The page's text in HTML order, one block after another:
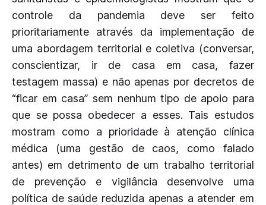
controle da pandemia deve ser feito
prioritariamente através da implementação de
uma abordagem territorial e coletiva (conversar,
conscientizar, ir de casa em casa, fazer
testagem massa) e não apenas por decretos de
“ficar em casa” sem nenhum tipo de apoio para
que se possa obedecer a esses. Tais estudos
mostram como a prioridade à atenção clínica
médica (uma gestão de caos, como falado
antes) em detrimento de um trabalho territorial
de prevenção e vigilância desenvolve uma
política de saúde reduzida apenas a atender em